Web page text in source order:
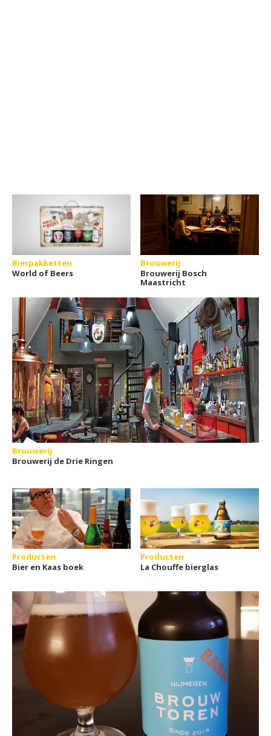
Bierpakketten
World of Beers
Brouwerij
Brouwerij Bosch
Maastricht
Brouwerij
Brouwerij de Drie Ringen
Producten
Bier en Kaas boek
Producten
La Chouffe bierglas